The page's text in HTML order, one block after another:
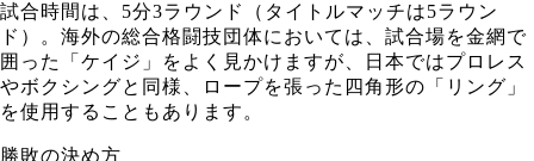
試合時間は、5分3ラウンド（タイトルマッチは5ラウン
ド）。海外の総合格闘技団体においては、試合場を金網で
囲った「ケイジ」をよく見かけますが、日本ではプロレス
やボクシングと同様、ロープを張った四角形の「リング」
を使用することもあります。
勝敗の決め方